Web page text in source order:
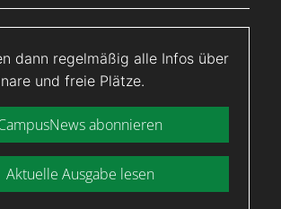
dann regelmäßig alle Infos über
und freie Plätze.
abonnieren
Aktuelle Ausgabe lesen